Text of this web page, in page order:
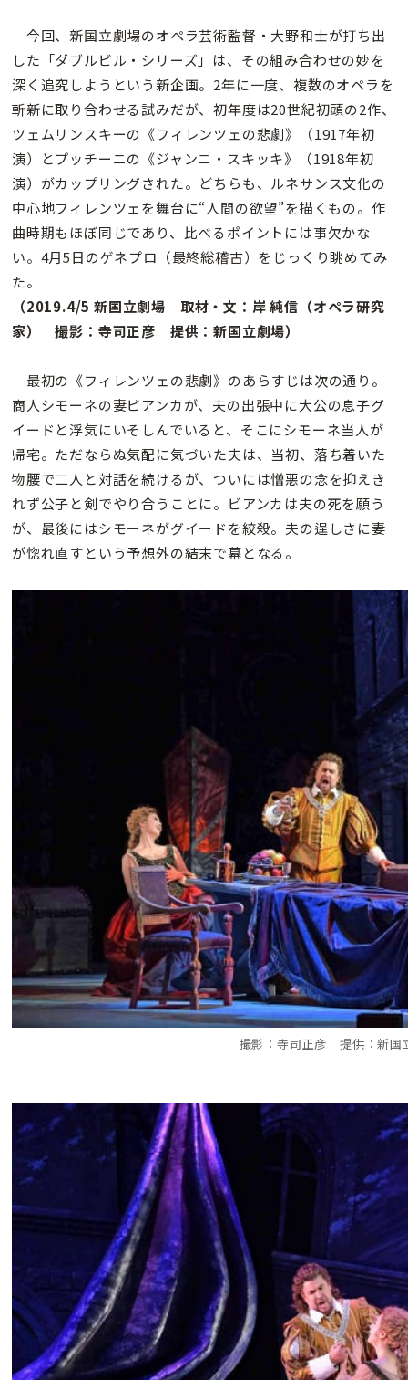
今回、新国立劇場のオペラ芸術監督・大野和士が打ち出
した「ダブルビル・シリーズ」は、その組み合わせの妙を
深く追究しようという新企画。2年に一度、複数のオペラを
斬新に取り合わせる試みだが、初年度は20世紀初頭の2作、
ツェムリンスキーの《フィレンツェの悲劇》（1917年初
演）とプッチーニの《ジャンニ・スキッキ》（1918年初
演）がカップリングされた。どちらも、ルネサンス文化の
中心地フィレンツェを舞台に“人間の欲望”を描くもの。作
曲時期もほぼ同じであり、比べるポイントには事欠かな
い。4月5日のゲネプロ（最終総稽古）をじっくり眺めてみ
た。
（2019.4/5 新国立劇場 取材・文：岸 純信（オペラ研究
家） 撮影：寺司正彦 提供：新国立劇場）
最初の《フィレンツェの悲劇》のあらすじは次の通り。
商人シモーネの妻ビアンカが、夫の出張中に大公の息子グ
イードと浮気にいそしんでいると、そこにシモーネ当人が
帰宅。ただならぬ気配に気づいた夫は、当初、落ち着いた
物腰で二人と対話を続けるが、ついには憎悪の念を抑えき
れず公子と剣でやり合うことに。ビアンカは夫の死を願う
が、最後にはシモーネがグイードを絞殺。夫の逞しさに妻
が惚れ直すという予想外の結末で幕となる。
撮影：寺司正彦 提供：新国